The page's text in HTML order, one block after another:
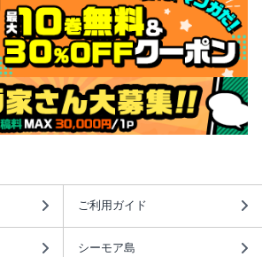
ご利用ガイド
シーモア島